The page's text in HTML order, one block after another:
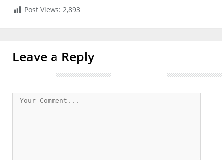
Post Views: 2,893
Leave a Reply